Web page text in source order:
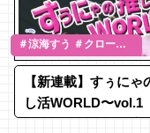
＃涼海すう ＃クローズ
アップ
【新連載】すぅにゃ
し活WORLD〜vol.1